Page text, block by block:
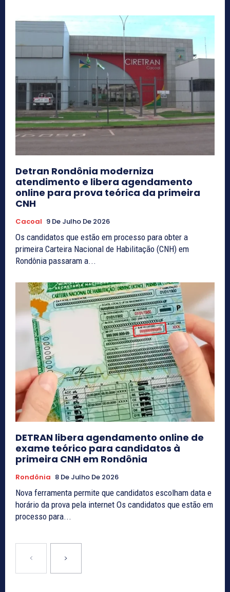
Detran Rondônia moderniza
atendimento e libera agendamento
online para prova teórica da primeira
CNH
Cacoal 9 De Julho De 2026
Os candidatos que estão em processo para obter a
primeira Carteira Nacional de Habilitação (CNH) em
Rondônia passaram a...
DETRAN libera agendamento online de
exame teórico para candidatos à
primeira CNH em Rondônia
Rondônia 8 De Julho De 2026
Nova ferramenta permite que candidatos escolham data e
horário da prova pela internet Os candidatos que estão em
processo para...